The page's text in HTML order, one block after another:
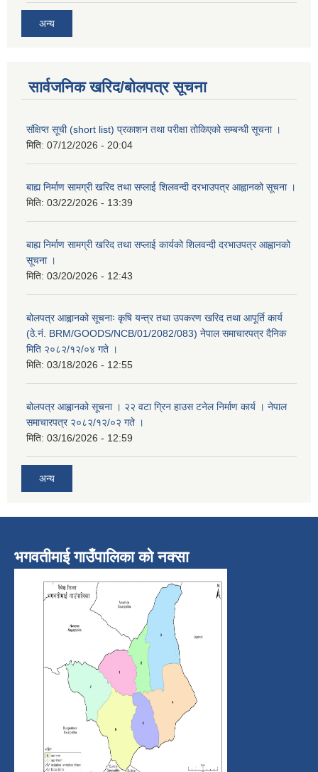
अन्य
सार्वजनिक खरिद/बोलपत्र सूचना
संक्षिप्त सूची (short list) प्रकाशन तथा परीक्षा तोकिएको सम्बन्धी सूचना ।
मिति: 07/12/2026 - 20:04
बाह्य निर्माण सामग्री खरिद तथा सप्लाई शिलवन्दी दरभाउपत्र आह्वानको सूचना ।
मिति: 03/22/2026 - 13:39
बाह्य निर्माण सामग्री खरिद तथा सप्लाई कार्यको शिलवन्दी दरभाउपत्र आह्वानको
सूचना ।
मिति: 03/20/2026 - 12:43
बोलपत्र आह्वानको सूचनाः कृषि यन्त्र तथा उपकरण खरिद तथा आपूर्ति कार्य
(ठे.नं. BRM/GOODS/NCB/01/2082/083) नेपाल समाचारपत्र दैनिक
मिति २०८२/१२/०४ गते ।
मिति: 03/18/2026 - 12:55
बोलपत्र आह्वानको सूचना । २२ वटा ग्रिन हाउस टनेल निर्माण कार्य । नेपाल
समाचारपत्र २०८२/१२/०२ गते ।
मिति: 03/16/2026 - 12:59
अन्य
भगवतीमाई गाउँपालिका को नक्सा